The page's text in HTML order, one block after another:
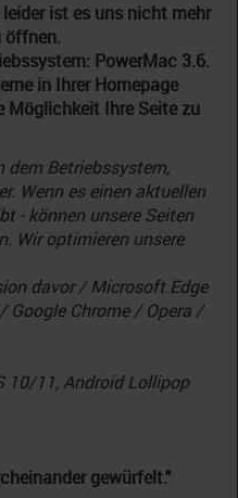
leider ist es uns nicht mehr
öffnen.
PowerMac 3.6.
in Ihrer Homepage
Möglichkeit Ihre Seite zu
dem Betriebssystem,
Wenn es einen aktuellen
- können unsere Seiten
Wir optimieren unsere
davor / Microsoft Edge
Chrome / Opera /
10/11, Android Lollipop
gewürfelt."